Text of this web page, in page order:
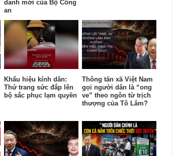
danh mới của Bộ Công
an
Khẩu hiệu kính dân:
Thứ trang sức đắp lên
bộ sắc phục lạm quyền
Thông tấn xã Việt Nam
gọi người dân là “ong
ve” theo ngôn từ trịch
thượng của Tô Lâm?